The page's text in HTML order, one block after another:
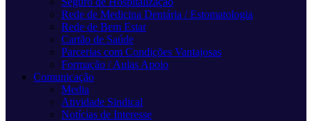
Rede de Medicina Dentária / Estomatologia
Rede de Bem Estar
Cartão de Saúde
Parcerias com Condições Vantajosas
Formação / Aulas Apoio
Comunicação
Media
Atividade Sindical
Notícias de Interesse